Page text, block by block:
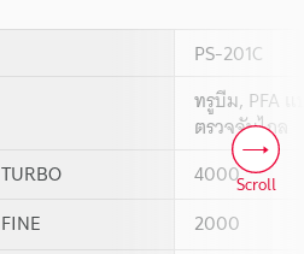
PS-201C
ทรูบีม, PFA
ตรวจจับไกล
TURBO
4000
FINE
2000
Scroll